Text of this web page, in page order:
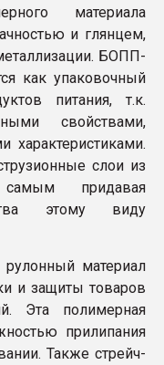
материала
и глянцем,
БОПП-
как упаковочный
питания, т.к.
свойствами,
слои из
придавая
этому виду
материал
и защиты товаров
Эта полимерная
прилипания
Также стрейч-